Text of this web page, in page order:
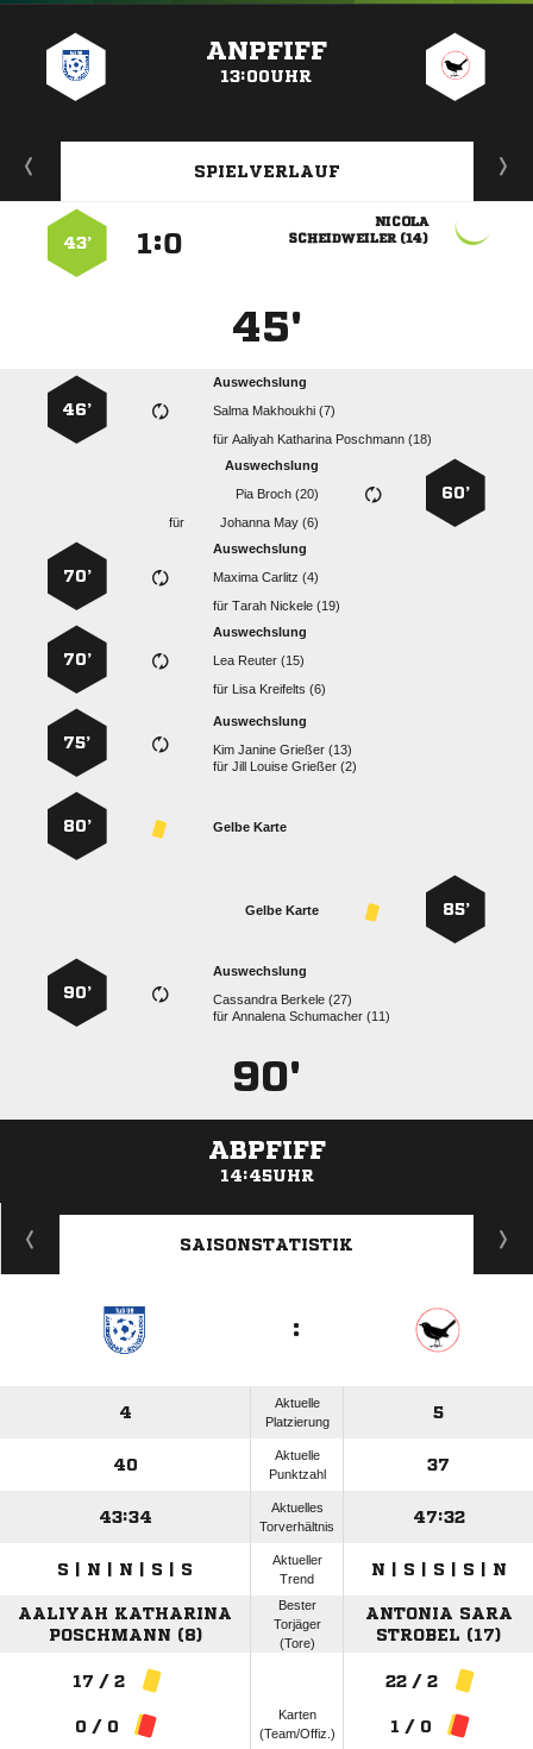
ANPFIFF
13:00UHR
SPIELVERLAUF

 
:
43’
45'
Auswechslung
  
für   
46’
60’
Auswechslung
  
für
  
Auswechslung
  
für  
70’
Auswechslung
  
für   
70’
Auswechslung
   
für   
75’
Gelbe Karte
80’
85’
Gelbe Karte
Auswechslung
  
für  
90’
90'
ABPFIFF
14:45UHR
ANZEIGE
SAISONSTATISTIK
:
4
Aktuelle
Platzierung
5
40
Aktuelle
Punktzahl
37
43:34
Aktuelles
Torverhältnis
47:32
S | N | N | S | S
Aktueller
Trend
N | S | S | S | N
AALIYAH KATHARINA
POSCHMANN (8)
Bester
Torjäger
(Tore)
ANTONIA SARA
STROBEL (17)
17 / 2
0 / 0
Karten
(Team/Offiz.)
22 / 2
1 / 0